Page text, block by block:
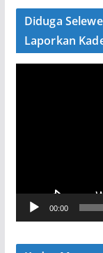
e
Diduga
Laporkan
V
e
00:00